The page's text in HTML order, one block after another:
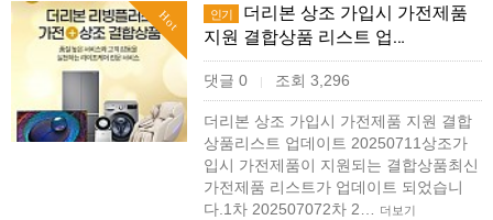
Hot 인기
더리본 상조 가입시 가전제품
지원 결합상품 리스트 업…
댓글 0 | 조회 3,296
더리본 상조 가입시 가전제품 지원 결합
상품리스트 업데이트 20250711상조가
입시 가전제품이 지원되는 결합상품최신
가전제품 리스트가 업데이트 되었습니
다.1차 202507072차 2…
더보기